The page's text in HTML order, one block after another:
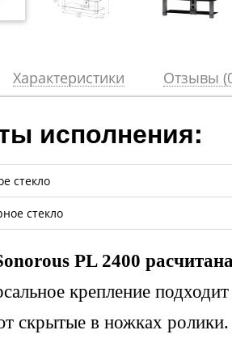
Характеристики Отзывы
исполнения:
стекло
стекло
PL 2400
крепление
скрытые в ножках